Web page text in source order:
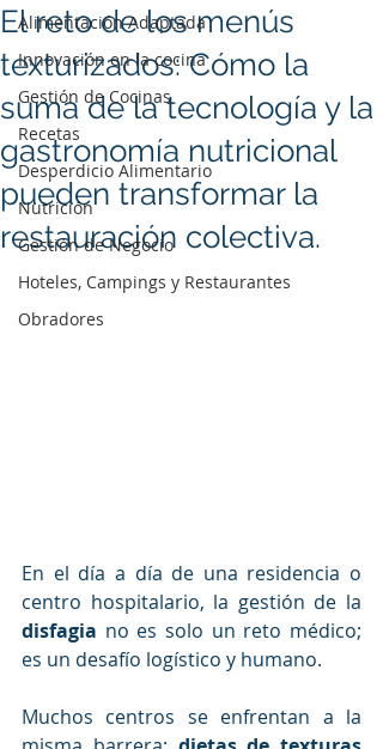
Alimentación Adaptada
Innovación en la cocina
Gestión de Cocinas
Recetas
Desperdicio Alimentario
Nutrición
Gestión de Negocio
Hoteles, Campings y Restaurantes
Obradores
El reto de los menús
texturizados: Cómo la
suma de la tecnología y la
gastronomía nutricional
pueden transformar la
restauración colectiva.
En el día a día de una residencia o
disfagia no es solo un reto médico;
es un desafío logístico y humano.
Muchos centros se enfrentan a la